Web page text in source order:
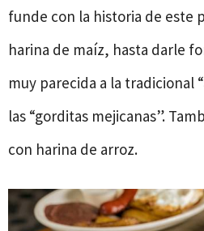
funde con la historia de este
harina de maíz, hasta darle
muy parecida a la tradicional
las “gorditas mejicanas”.
con harina de arroz.